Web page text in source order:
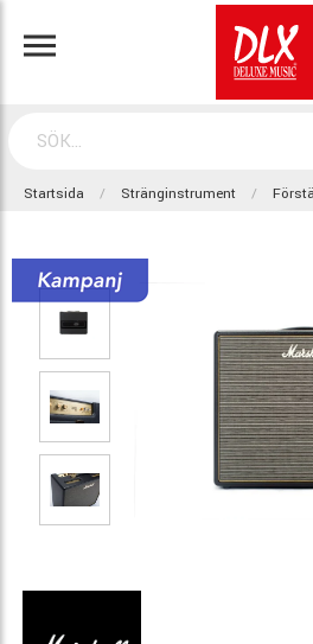
Startsida Stränginstrument